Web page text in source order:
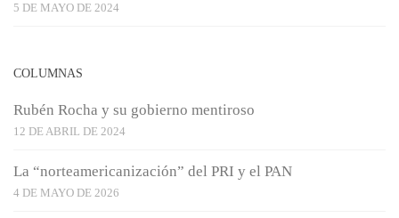
5 DE MAYO DE 2024
COLUMNAS
Rubén Rocha y su gobierno mentiroso
12 DE ABRIL DE 2024
La “norteamericanización” del PRI y el PAN
4 DE MAYO DE 2026